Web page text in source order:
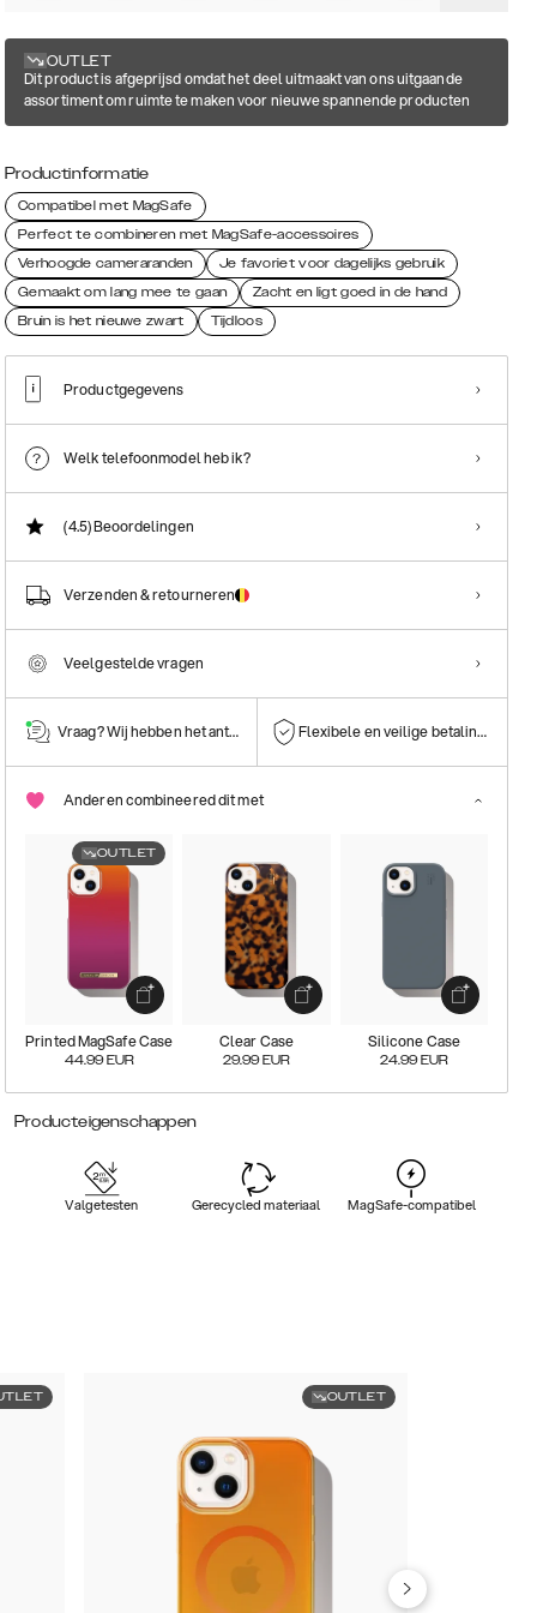
OUTLET
Dit product is afgeprijsd omdat het deel uitmaakt van ons uitgaande
assortiment om ruimte te maken voor nieuwe spannende producten
Productinformatie
Compatibel met MagSafe
Perfect te combineren met MagSafe-accessoires
Verhoogde cameraranden
Je favoriet voor dagelijks gebruik
Gemaakt om lang mee te gaan
Zacht en ligt goed in de hand
Bruin is het nieuwe zwart
Tijdloos
Productgegevens
Welk telefoonmodel heb ik?
(4.5)Beoordelingen
Verzenden & retourneren
Veelgestelde vragen
Vraag? Wij hebben het antwoord! Flexibele en veilige betalingen
Anderen combineered dit met
OUTLET
Printed MagSafe Case
44.99 EUR
Clear Case
29.99 EUR
Silicone Case
24.99 EUR
Producteigenschappen
Valgetesten Gerecycled materiaal MagSafe-compatibel
OUTLET